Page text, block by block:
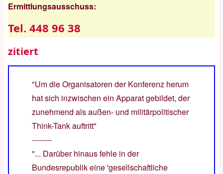
Ermittlungsausschuss:
Tel. 448 96 38
zitiert
"Um die Organisatoren der Konferenz herum
hat sich inzwischen ein Apparat gebildet, der
zunehmend als außen- und militärpolitischer
Think-Tank auftritt"
--------
"... Darüber hinaus fehle in der
Bundesrepublik eine 'gesellschaftliche